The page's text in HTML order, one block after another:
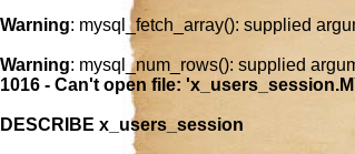
Warning: mysql_fetch_array(): supplied
Warning: mysql_num_rows(): supplied
1016 - Can't open file:
DESCRIBE x_users_session